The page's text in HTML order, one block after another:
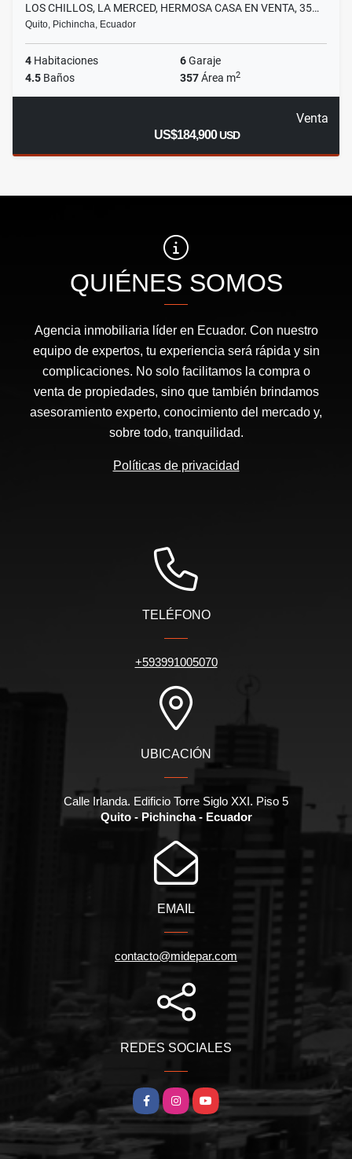
LOS CHILLOS, LA MERCED, HERMOSA CASA EN VENTA, 35…
Quito, Pichincha, Ecuador
4 Habitaciones 6Garaje
4.5 Baños 357Área m2
Venta
US$184,900USD
QUIÉNES SOMOS
Agencia inmobiliaria líder en Ecuador. Con nuestro
equipo de expertos, tu experiencia será rápida y sin
complicaciones. No solo facilitamos la compra o
venta de propiedades, sino que también brindamos
asesoramiento experto, conocimiento del mercado y,
sobre todo, tranquilidad.
Políticas de privacidad
TELÉFONO
+593991005070
UBICACIÓN
Calle Irlanda. Edificio Torre Siglo XXI. Piso 5
Quito - Pichincha - Ecuador
EMAIL
contacto@midepar.com
REDES SOCIALES
FacebookInstagramYouTube